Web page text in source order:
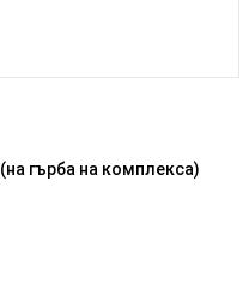
гърба на комплекса)